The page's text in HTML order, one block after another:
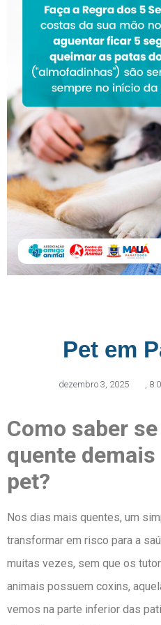
Pet em
dezembro 3, 2025 ,
Como saber
quente demais
pet?
Nos dias mais quentes, um
transformar em risco para a
muitas vezes, sem que os
animais possuem coxins,
vemos na parte inferior das